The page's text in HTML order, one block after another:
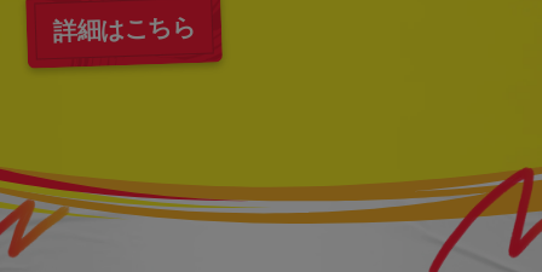
詳細はこちら